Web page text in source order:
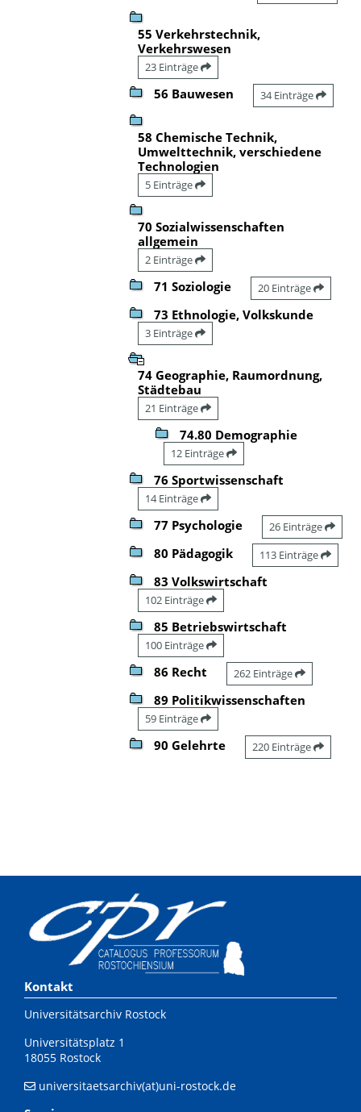
55 Verkehrstechnik,
Verkehrswesen
23 Einträge
56 Bauwesen 34 Einträge
58 Chemische Technik,
Umwelttechnik, verschiedene
Technologien
5 Einträge
70 Sozialwissenschaften
allgemein
2 Einträge
71 Soziologie 20 Einträge
73 Ethnologie, Volkskunde
3 Einträge
74 Geographie, Raumordnung,
Städtebau
21 Einträge
74.80 Demographie
12 Einträge
76 Sportwissenschaft
14 Einträge
77 Psychologie 26 Einträge
80 Pädagogik 113 Einträge
83 Volkswirtschaft
102 Einträge
85 Betriebswirtschaft
100 Einträge
86 Recht 262 Einträge
89 Politikwissenschaften
59 Einträge
90 Gelehrte 220 Einträge
Kontakt
Universitätsarchiv Rostock
Universitätsplatz 1
18055 Rostock
universitaetsarchiv(at)uni-rostock.de